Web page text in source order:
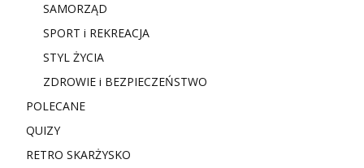
SAMORZĄD
SPORT i REKREACJA
STYL ŻYCIA
ZDROWIE i BEZPIECZEŃSTWO
POLECANE
QUIZY
RETRO SKARŻYSKO